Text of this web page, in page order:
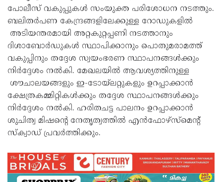
പോലീസ് വകുപ്പുകൾ സംയുക്ത പരിശോധന നടത്തും.
ബലിതർപണ കേന്ദ്രങ്ങളിലേക്കുള്ള റോഡുകളിൽ
അടിയന്തരമായി അറ്റകുറ്റപ്പണി നടത്താനും
ദിശാബോർഡുകൾ സ്ഥാപിക്കാനും പൊതുമരാമത്ത്
വകുപ്പിനും തദ്ദേശ സ്വയംഭരണ സ്ഥാപനങ്ങൾക്കും
നിർദ്ദേശം നൽകി. മേഖലയിൽ ആവശ്യത്തിനുള്ള
ശൗചാലയങ്ങളും ഇ-ടോയ്ലറ്റുകളും ഉറപ്പാക്കാൻ
ക്ഷേത്രകമ്മിറ്റികൾക്കും തദ്ദേശ സ്ഥാപനങ്ങൾക്കും
നിർദ്ദേശം നൽകി. ഹരിതചട്ട പാലനം ഉറപ്പാക്കാൻ
ശുചിത്വ മിഷന്റെ നേതൃത്വത്തിൽ എൻഫോഴ്സ്മെന്റ്
സ്‌ക്വാഡ് പ്രവർത്തിക്കും.